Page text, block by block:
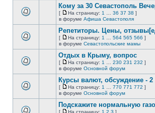
непрочитанных
сообщений.
непрочитанных
сообщений.
этой
непрочитанных
сообщений.
Кому за 30 Севастополь
[
На
страницу
На страницу: 1 36 37 38 ]
в форуме Афиша Севастополя
этой
непрочитанных
сообщений.
Репетиторы. Цены,
[
На
страницу
На страницу: 1 564 565 566 ]
в форуме Севастопольские мамы
этой
непрочитанных
сообщений.
Отдых в Крыму, вопрос
[
На
страницу
На страницу: 1 230 231 232 ]
в форуме Основной форум
этой
Курсы валют, обсуждение - 2
[
На
страницу
На страницу: 1 770 771 772 ]
в форуме Основной форум
Подскажите нормальную
[
На страницу: 1 2 3 ]